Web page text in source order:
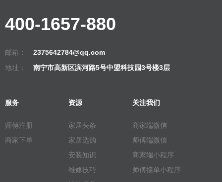
400-1657-880
邮箱：
2375642784@qq.com
地址：
南宁市高新区滨河路5号中盟科技园3号楼3层
服务
师傅注册
商家下单
资源
家居头条
家居选购
安装知识
维修技巧
关注我们
商家端微信
师傅端微信
商家端小程序
师傅接单小程序